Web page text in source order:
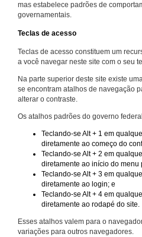
mas estabelece padrões de
governamentais.
Teclas de acesso
Teclas de acesso constituem um
a você navegar neste site com o seu
Na parte superior deste site existe
se encontram atalhos de navegação
alterar o contraste.
Os atalhos padrões do governo
Teclando-se Alt + 1 em
diretamente ao começo do
Teclando-se Alt + 2 em
diretamente ao início do menu
Teclando-se Alt + 3 em
diretamente ao login; e
Teclando-se Alt + 4 em
diretamente ao rodapé do site.
Esses atalhos valem para o
variações para outros navegadores.